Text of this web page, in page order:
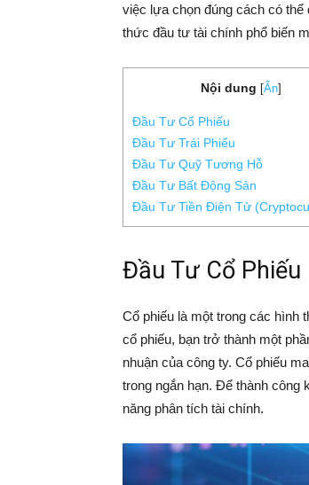
việc lựa chọn đúng cách có
thức đầu tư tài chính phổ biến
Nội dung [Ẩn]
Đầu Tư Cổ Phiếu
Đầu Tư Trái Phiếu
Đầu Tư Quỹ Tương Hỗ
Đầu Tư Bất Động Sản
Đầu Tư Tiền Điện Tử
Đầu Tư Cổ Phiếu
Cổ phiếu là một trong các hình
cổ phiếu, bạn trở thành một
nhuận của công ty. Cổ phiếu
trong ngắn hạn. Để thành công
năng phân tích tài chính.